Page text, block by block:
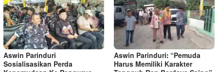
Aswin Parinduri
Sosialisasikan Perda
Aswin Parinduri: “Pemuda
Harus Memiliki Karakter